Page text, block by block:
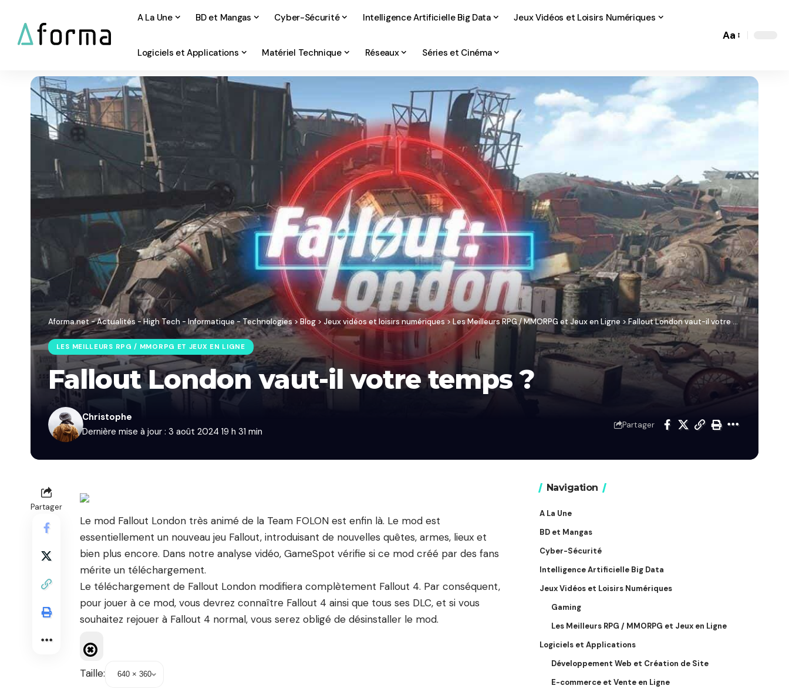
A La Une BD et Mangas Cyber-Sécurité Intelligence Artificielle Big Data Jeux Vidéos et Loisirs Numériques
Logiciels et Applications Matériel Technique Réseaux Séries et Cinéma
Font
Aa
Aforma.net - Actualités - High Tech - Informatique - Technologies>Blog > Jeux vidéos et loisirs numériques >Les Meilleurs RPG / MMORPG et Jeux en Ligne >Fallout London vaut-il votre temps ?
LES MEILLEURS RPG / MMORPG ET JEUX EN LIGNE
Fallout London vaut-il votre temps ?
Dernière mise à jour : 3 août 2024 19 h 31 min
Christophe
Partager
Partager
Le mod Fallout London très animé de la Team FOLON est enfin là. Le mod est
essentiellement un nouveau jeu Fallout, introduisant de nouvelles quêtes, armes, lieux et
bien plus encore. Dans notre analyse vidéo, GameSpot vérifie si ce mod créé par des fans
mérite un téléchargement.
Le téléchargement de Fallout London modifiera complètement Fallout 4. Par conséquent,
pour jouer à ce mod, vous devrez connaître Fallout 4 ainsi que tous ses DLC, et si vous
souhaitez rejouer à Fallout 4 normal, vous serez obligé de désinstaller le mod.
Taille:
Navigation
A La Une
BD et Mangas
Cyber-Sécurité
Intelligence Artificielle Big Data
Jeux Vidéos et Loisirs Numériques
Gaming
Les Meilleurs RPG / MMORPG et Jeux en Ligne
Logiciels et Applications
Développement Web et Création de Site
E-commerce et Vente en Ligne